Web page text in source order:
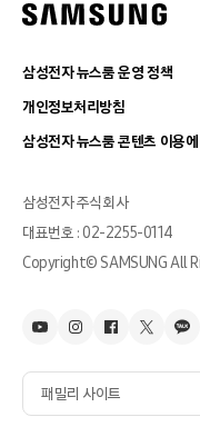
삼성전자 뉴스룸 운영 정책
개인정보처리방침
삼성전자 뉴스룸 콘텐츠 이용
삼성전자 주식회사
대표번호 : 02-2255-0114
Copyright© SAMSUNG All
패밀리 사이트